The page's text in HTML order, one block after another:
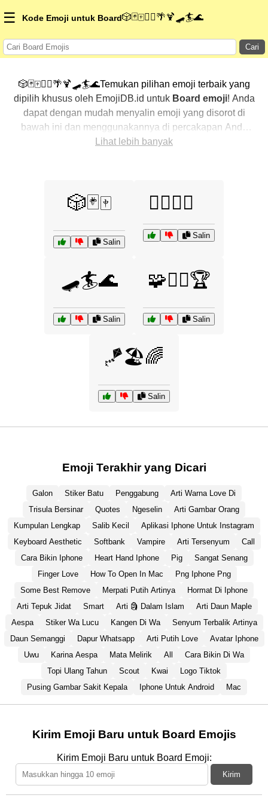
☰ Kode Emoji untuk Board🎲🃏🀄🏄‍♀️🌴🍹🛹🏄🌊
Cari
🎲🃏🀄🏄‍♀️🌴🍹🛹🏄🌊Temukan pilihan emoji terbaik yang
dipilih khusus oleh EmojiDB.id untuk Board emoji! Anda
dapat dengan mudah menyalin emoji yang disorot di
bawah ini dan menggunakannya di percakapan Anda
untuk menambahkan sentuhan pribadi. Kami telah
baru dalam mengekspresikanBoard dengan emoji
Lihat lebih banyak
🎲🃏🀄
Salin
🏄‍♀️🌴🍹
Salin
🛹🏄🌊
Salin
🧩🧗‍♂️🏆
Salin
🪁🏖️🌈
Salin
Emoji Terakhir yang Dicari
Galon Stiker Batu Penggabung
Arti Warna Love Di
Trisula Bersinar
Quotes Ngeselin
Arti Gambar Orang
Kumpulan Lengkap
Salib Kecil
Aplikasi Iphone Untuk Instagram
Keyboard Aesthetic
Softbank Vampire Arti Tersenyum
Call
Cara Bikin Iphone
Heart Hand Iphone Pig
Sangat Senang
Finger Love
How To Open In Mac
Png Iphone Png
Some Best Remove
Merpati Putih Artinya
Hormat Di Iphone
Arti Tepuk Jidat
Smart Arti 🗿 Dalam Islam
Arti Daun Maple
Aespa
Stiker Wa Lucu Kangen Di Wa
Senyum Terbalik Artinya
Daun Semanggi
Dapur Whatsapp Arti Putih Love
Avatar Iphone
Uwu
Karina Aespa Mata Melirik All
Cara Bikin Di Wa
Topi Ulang Tahun
Scout Kwai
Logo Tiktok
Pusing Gambar Sakit Kepala
Iphone Untuk Android Mac
Kirim Emoji Baru untuk Board Emojis
Kirim Emoji Baru untuk Board Emoji:
Kirim